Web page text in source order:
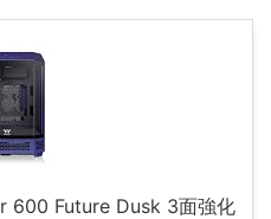
600 Future Dusk 3面強化